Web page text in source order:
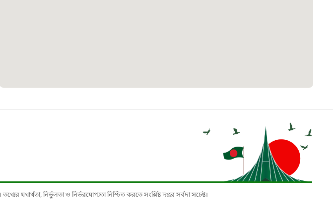
১৬১০৯
বাংলাদেশ কর্মচারী কল্যাণ বোর্ড হটলাইন
০১৯০৮৮৮৮৮৮৮
১৬১১৩
যথার্থতা, নির্ভুলতা ও নির্ভরযোগ্যতা নিশ্চিত করতে সংশ্লিষ্ট দপ্তর সর্বদা সচেষ্ট।